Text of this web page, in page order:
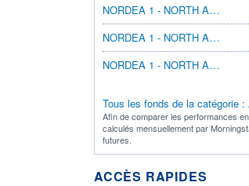
NORDEA 1 - NORTH AMERICAN VALUE BC USD
NORDEA 1 - NORTH AMERICAN VALUE BP EUR
NORDEA 1 - NORTH AMERICAN VALUE AP EUR
Tous les fonds de la catégorie
Afin de comparer les performances
calculés mensuellement par
futures.
ACCÈS RAPIDES